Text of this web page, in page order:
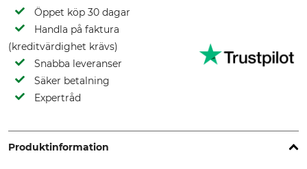
Öppet köp 30 dagar
Handla på faktura
(kreditvärdighet krävs)
Snabba leveranser
Säker betalning
Expertråd
Produktinformation